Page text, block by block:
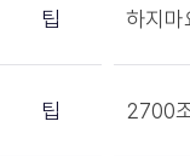
팁 하지마
팁 2700